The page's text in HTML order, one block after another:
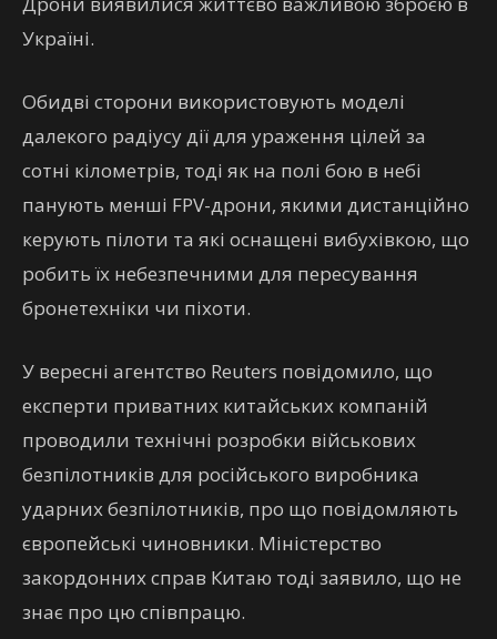
Україні.
Обидві сторони використовують моделі
далекого радіусу дії для ураження цілей за
сотні кілометрів, тоді як на полі бою в небі
панують менші FPV-дрони, якими дистанційно
керують пілоти та які оснащені вибухівкою, що
робить їх небезпечними для пересування
бронетехніки чи піхоти.
У вересні агентство Reuters повідомило, що
експерти приватних китайських компаній
проводили технічні розробки військових
безпілотників для російського виробника
ударних безпілотників, про що повідомляють
європейські чиновники. Міністерство
закордонних справ Китаю тоді заявило, що не
знає про цю співпрацю.